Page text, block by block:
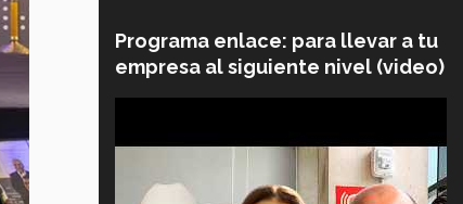
Programa enlace: para llevar a tu
empresa al siguiente nivel (video)